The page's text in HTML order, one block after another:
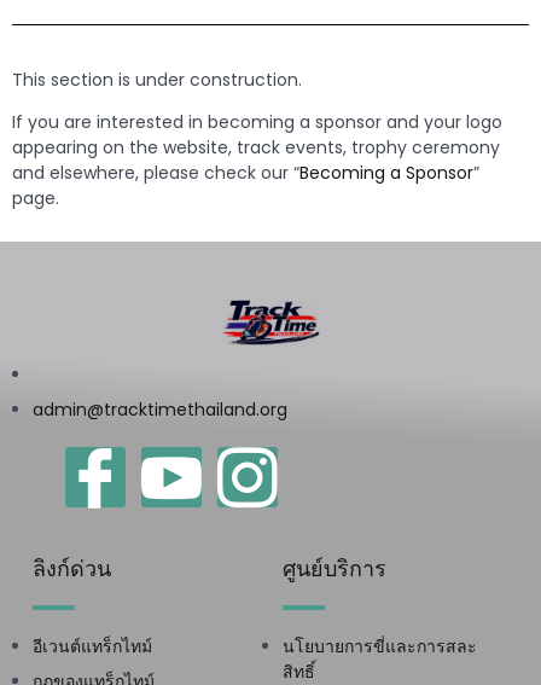
This section is under construction.
If you are interested in becoming a sponsor and your logo
appearing on the website, track events, trophy ceremony
and elsewhere, please check our “Becoming a Sponsor”
page.
admin@tracktimethailand.org
ลิงก์ด่วน
อีเวนต์แทร็กไทม์
ศูนย์บริการ
นโยบายการขี่และการสละ
สิทธิ์